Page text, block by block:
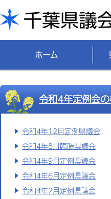
千
ホーム
令和4年定例会
令和4年12月定例県議会
令和4年8月臨時県議会
令和4年9月定例県議会
令和4年6月定例県議会
令和4年2月定例県議会